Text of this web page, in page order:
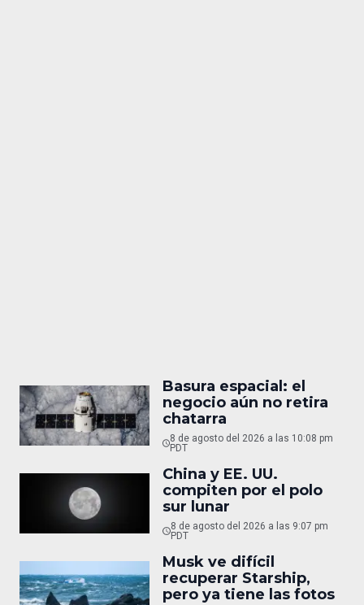
Basura espacial: el
negocio aún no retira
chatarra
8 de agosto del 2026 a las 10:08 pm
PDT
China y EE. UU.
compiten por el polo
sur lunar
8 de agosto del 2026 a las 9:07 pm
PDT
Musk ve difícil
recuperar Starship,
pero ya tiene las fotos